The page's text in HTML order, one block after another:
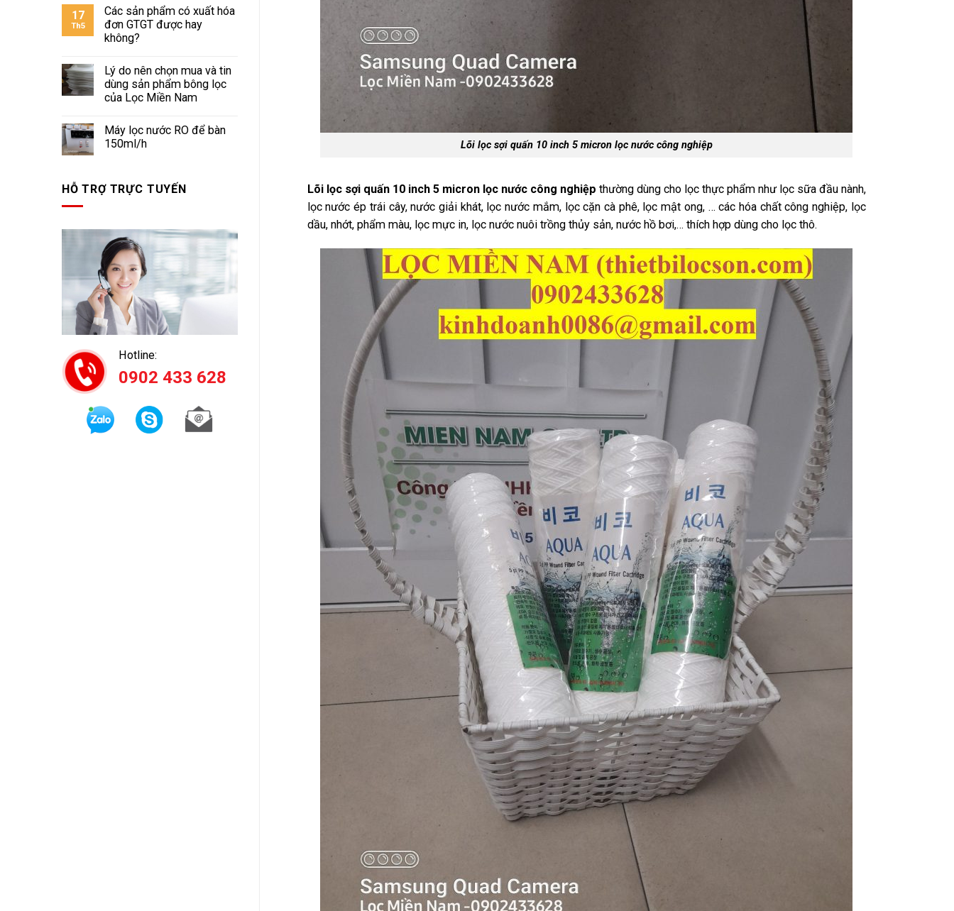
17
Th5
Các sản phẩm có xuất hóa
đơn GTGT được hay
không?
Lý do nên chọn mua và tin
dùng sản phẩm bông lọc
của Lọc Miền Nam
Máy lọc nước RO để bàn
150ml/h
HỖ TRỢ TRỰC TUYẾN
Hotline:
0902 433 628
Lõi lọc sợi quấn 10 inch 5 micron lọc nước công nghiệp
Lõi lọc sợi quấn 10 inch 5 micron lọc nước công nghiệp thường dùng cho lọc thực phẩm như lọc sữa đầu nành,
lọc nước ép trái cây, nước giải khát, lọc nước mắm, lọc cặn cà phê, lọc mật ong, … các hóa chất công nghiệp, lọc
dầu, nhớt, phẩm màu, lọc mực in, lọc nước nuôi trồng thủy sản, nước hồ bơi,… thích hợp dùng cho lọc thô.